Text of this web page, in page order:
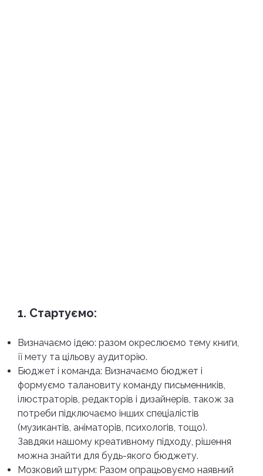
Визначаємо ідею: разом окреслюємо тему книги,
її мету та цільову аудиторію.
Бюджет і команда: Визначаємо бюджет і
формуємо талановиту команду письменників,
ілюстраторів, редакторів і дизайнерів, також за
потреби підключаємо інших спеціалістів
(музикантів, аніматорів, психологів, тощо).
Завдяки нашому креативному підходу, рішення
можна знайти для будь-якого бюджету.
Мозковий штурм: Разом опрацьовуємо наявний
1. Стартуємо: